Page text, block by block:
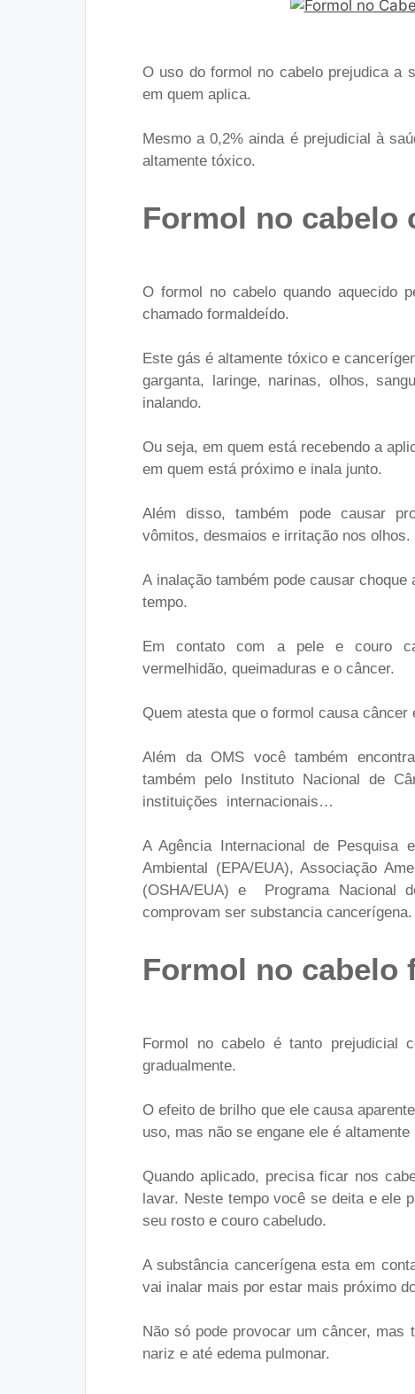
O uso do formol no cabelo prejudica a
em quem aplica.
Mesmo a 0,2% ainda é prejudicial à
altamente tóxico.
Formol no cabelo
O formol no cabelo quando aquecido
chamado formaldeído.
Este gás é altamente tóxico e
garganta, laringe, narinas, olhos,
inalando.
Ou seja, em quem está recebendo a
em quem está próximo e inala junto.
Além disso, também pode causar
vômitos, desmaios e irritação nos olhos.
A inalação também pode causar
tempo.
Em contato com a pele e couro
vermelhidão, queimaduras e o câncer.
Quem atesta que o formol causa
Além da OMS você também
também pelo Instituto Nacional de
instituições internacionais…
A Agência Internacional de Pesquisa
Ambiental (EPA/EUA), Associação
(OSHA/EUA) e Programa Nacional
comprovam ser substancia cancerígena.
Formol no cabelo
Formol no cabelo é tanto prejudicial
gradualmente.
O efeito de brilho que ele causa
uso, mas não se engane ele é altamente
Quando aplicado, precisa ficar nos
lavar. Neste tempo você se deita e ele
seu rosto e couro cabeludo.
A substância cancerígena esta em
vai inalar mais por estar mais próximo
Não só pode provocar um câncer, mas
nariz e até edema pulmonar.